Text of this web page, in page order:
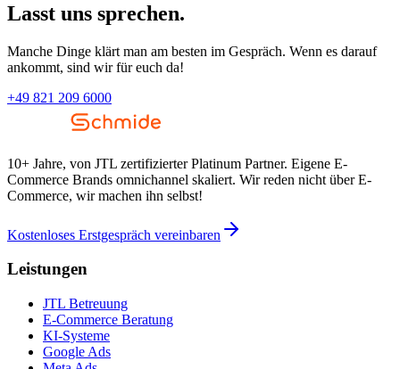
Lasst uns sprechen.
Manche Dinge klärt man am besten im Gespräch. Wenn es darauf
ankommt, sind wir für euch da!
+49 821 209 6000
10+ Jahre, von JTL zertifizierter Platinum Partner. Eigene E-
Commerce Brands omnichannel skaliert. Wir reden nicht über E-
Commerce, wir machen ihn selbst!
Kostenloses Erstgespräch vereinbaren
Leistungen
JTL Betreuung
E-Commerce Beratung
KI-Systeme
Google Ads